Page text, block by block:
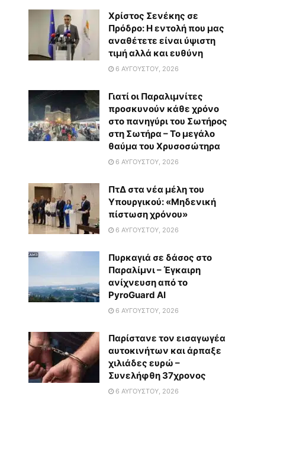
Χρίστος Σενέκης σε
Πρόδρο: Η εντολή που μας
αναθέτετε είναι ύψιστη
τιμή αλλά και ευθύνη
6 ΑΥΓΟΎΣΤΟΥ, 2026
Γιατί οι Παραλιμνίτες
προσκυνούν κάθε χρόνο
στο πανηγύρι του Σωτήρος
στη Σωτήρα – Το μεγάλο
θαύμα του Χρυσοσώτηρα
6 ΑΥΓΟΎΣΤΟΥ, 2026
ΠτΔ στα νέα μέλη του
Υπουργικού: «Μηδενική
πίστωση χρόνου»
6 ΑΥΓΟΎΣΤΟΥ, 2026
Πυρκαγιά σε δάσος στο
Παραλίμνι – Έγκαιρη
ανίχνευση από το
PyroGuard AI
6 ΑΥΓΟΎΣΤΟΥ, 2026
Παρίστανε τον εισαγωγέα
αυτοκινήτων και άρπαξε
χιλιάδες ευρώ –
Συνελήφθη 37χρονος
6 ΑΥΓΟΎΣΤΟΥ, 2026